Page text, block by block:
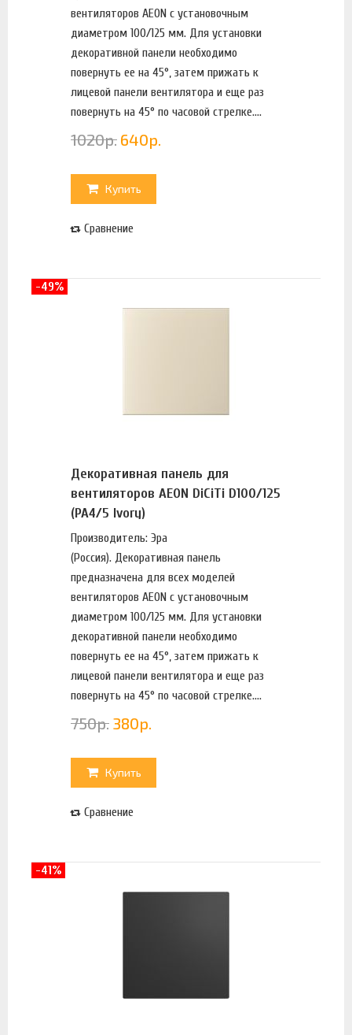
вентиляторов AEON с установочным
диаметром 100/125 мм. Для установки
декоративной панели необходимо
повернуть ее на 45°, затем прижать к
лицевой панели вентилятора и еще раз
повернуть на 45° по часовой стрелке....
1020р. 640р.
Купить
Сравнение
Декоративная панель для
вентиляторов AEON DiCiTi D100/125
(PA4/5 Ivory)
Производитель: Эра
(Россия). Декоративная панель
предназначена для всех моделей
вентиляторов AEON с установочным
диаметром 100/125 мм. Для установки
декоративной панели необходимо
повернуть ее на 45°, затем прижать к
лицевой панели вентилятора и еще раз
повернуть на 45° по часовой стрелке....
750р. 380р.
Купить
Сравнение
-49%
-41%